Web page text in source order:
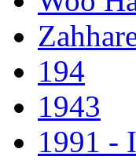
194
1943
1991 -